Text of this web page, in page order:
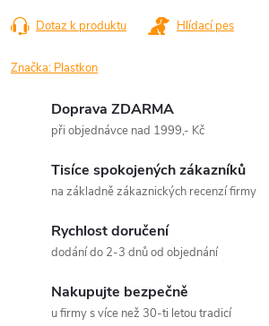
Dotaz k produktu Hlídací pes
Značka: Plastkon
Doprava ZDARMA
při objednávce nad 1999,- Kč
Tisíce spokojených zákazníků
na základně zákaznických recenzí firmy
Rychlost doručení
dodání do 2-3 dnů od objednání
Nakupujte bezpečně
u firmy s více než 30-ti letou tradicí